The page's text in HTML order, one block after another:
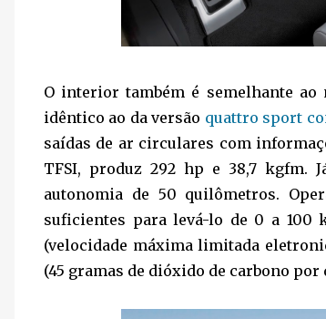
O interior também é semelhante ao
idêntico ao da versão quattro sport
saídas de ar circulares com
TFSI, produz 292 hp e 38,7 kgfm.
autonomia de 50 quilômetros.
suficientes para levá-lo de 0 a 100
(velocidade máxima limitada
(45 gramas de dióxido de carbono